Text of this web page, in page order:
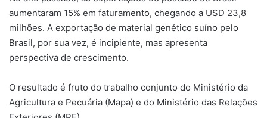
aumentaram 15% em faturamento, chegando a USD 23,8
milhões. A exportação de material genético suíno pelo
Brasil, por sua vez, é incipiente, mas apresenta
perspectiva de crescimento.
O resultado é fruto do trabalho conjunto do Ministério da
Agricultura e Pecuária (Mapa) e do Ministério das Relações